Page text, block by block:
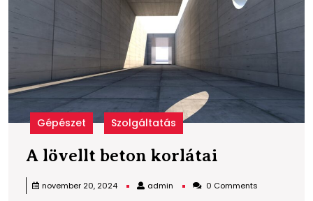
Gépészet Szolgáltatás
A lövellt beton korlátai
november 20, 2024 admin admin 0 Comments